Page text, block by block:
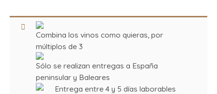
Combina los vinos como quieras, por
múltiplos de 3
Sólo se realizan entregas a España
peninsular y Baleares
Entrega entre 4 y 5 días laborables